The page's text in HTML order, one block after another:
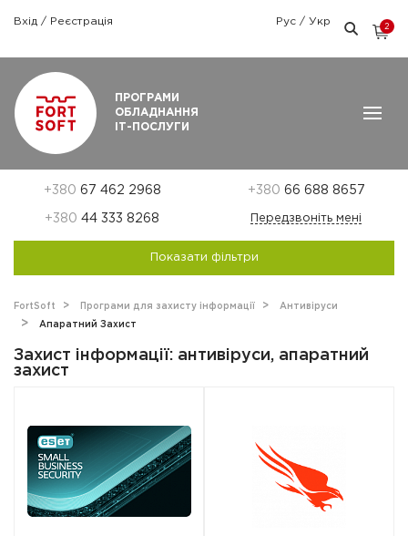
Вхід / Реєстрація Рус / Укр
2
ПРОГРАМИ
ОБЛАДНАННЯ
ІТ-ПОСЛУГИ
+380 67 462 2968 +380 66 688 8657
+380 44 333 8268 Передзвоніть мені
Показати фільтри
FortSoft Програми для захисту інформації Антивіруси
Апаратний Захист
Захист інформації: антивіруси, апаратний
захист